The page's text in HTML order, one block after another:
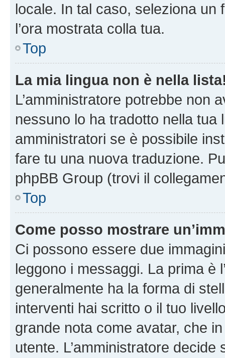
locale. In tal caso, seleziona
l’ora mostrata colla tua.
Top
La mia lingua non è nella
L’amministratore potrebbe non
nessuno lo ha tradotto nella tua
amministratori se è possibile
fare tu una nuova traduzione.
phpBB Group (trovi il
Top
Come posso mostrare
Ci possono essere due
leggono i messaggi. La prima è
generalmente ha la forma di
interventi hai scritto o il tuo
grande nota come avatar, che
utente. L’amministratore